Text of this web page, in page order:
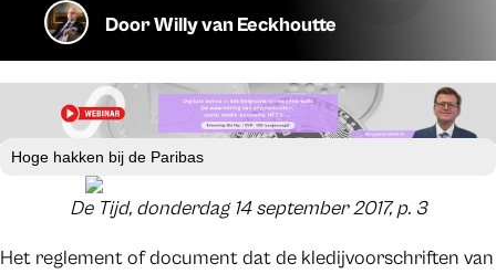
DoorWilly van Eeckhoutte
Hoge hakken bij de Paribas
De Tijd, donderdag 14 september 2017, p. 3
Het reglement of document dat de kledijvoorschriften van